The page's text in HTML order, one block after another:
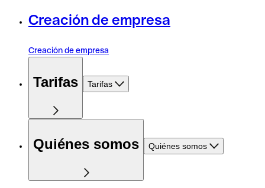
Creación de empresa
Creación de empresa
Tarifas Tarifas
Quiénes somos Quiénes somos